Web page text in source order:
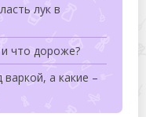
лук в
что дороже?
а какие –